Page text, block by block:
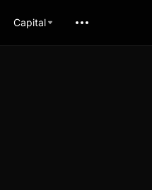
Capital